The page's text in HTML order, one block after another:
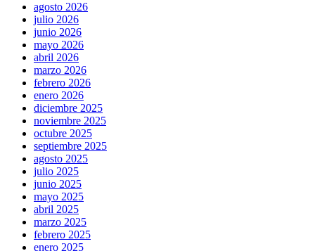
agosto 2026
julio 2026
junio 2026
mayo 2026
abril 2026
marzo 2026
febrero 2026
enero 2026
diciembre 2025
noviembre 2025
octubre 2025
septiembre 2025
agosto 2025
julio 2025
junio 2025
mayo 2025
abril 2025
marzo 2025
febrero 2025
enero 2025